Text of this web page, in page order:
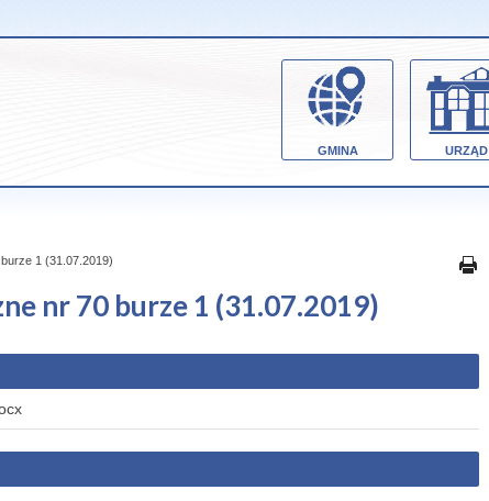
GMINA URZĄD
1 (31.07.2019)
nr 70 burze 1 (31.07.2019)